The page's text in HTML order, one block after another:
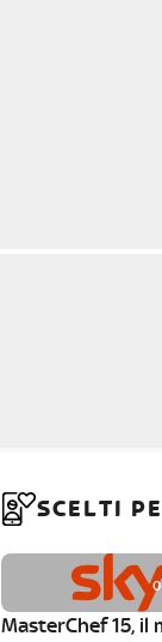
SCELTI
MasterChef 15, il